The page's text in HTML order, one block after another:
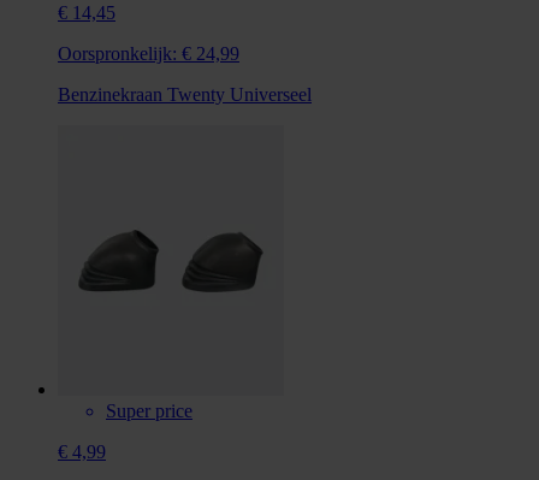
€ 14,45
Oorspronkelijk: € 24,99
Benzinekraan Twenty Universeel
Super price
€ 4,99